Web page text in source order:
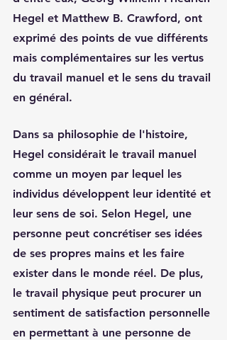
Hegel et Matthew B. Crawford, ont
exprimé des points de vue différents
mais complémentaires sur les vertus
du travail manuel et le sens du travail
en général.
Dans sa philosophie de l'histoire,
Hegel considérait le travail manuel
comme un moyen par lequel les
individus développent leur identité et
leur sens de soi. Selon Hegel, une
personne peut concrétiser ses idées
de ses propres mains et les faire
exister dans le monde réel. De plus,
le travail physique peut procurer un
sentiment de satisfaction personnelle
en permettant à une personne de